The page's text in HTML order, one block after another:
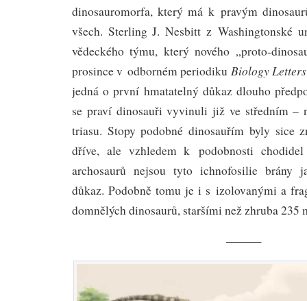
dinosauromorfa, který má k pravým
všech. Sterling J. Nesbitt z Washingtonské
vědeckého týmu, který nového „proto-
prosince v odborném periodiku Biology Letters
jedná o první hmatatelný důkaz dlouho
se praví dinosauři vyvinuli již ve středním –
triasu. Stopy podobné dinosauřím byly sice
dříve, ale vzhledem k podobnosti
archosaurů nejsou tyto ichnofosilie brány
důkaz. Podobně tomu je i s izolovanými a
domnělých dinosaurů, staršími než zhruba 235
———